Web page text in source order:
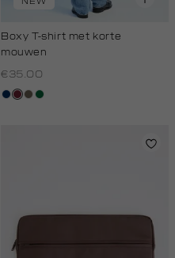
Boxy T-shirt met korte
mouwen
€35.00
donkerblauw
bordeaux
lichtbruin
donkergroen